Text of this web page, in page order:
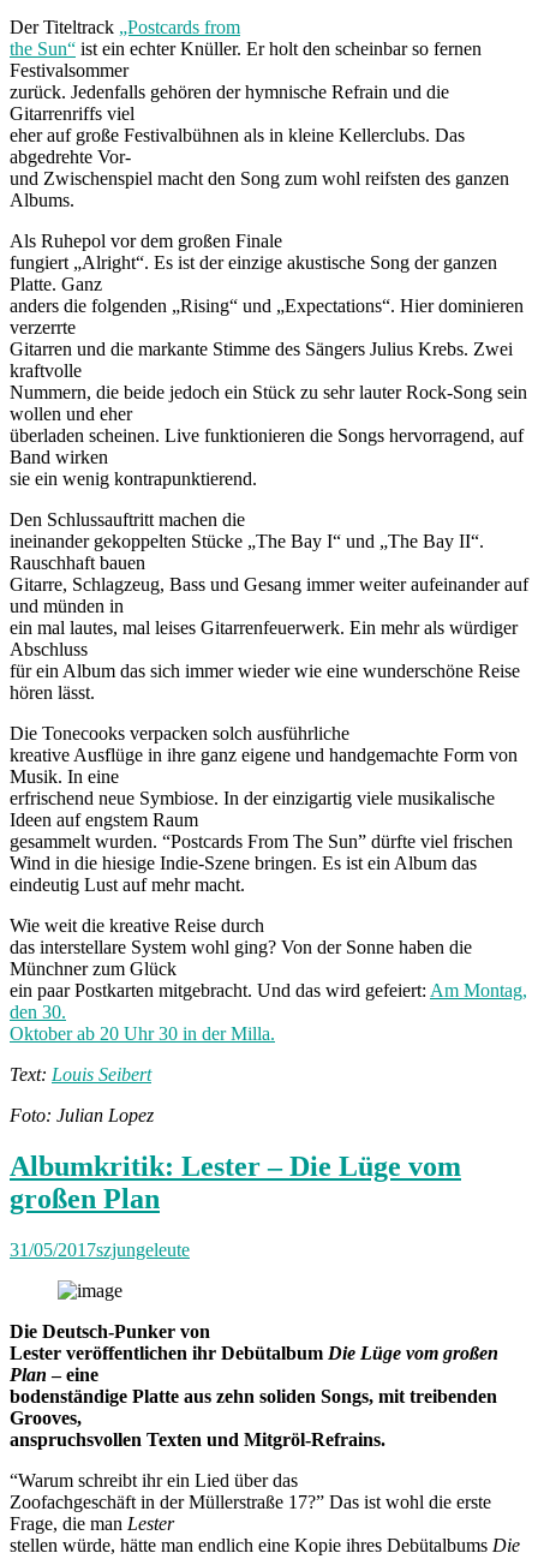
Der Titeltrack „Postcards from
the Sun“ ist ein echter Knüller. Er holt den scheinbar so fernen
Festivalsommer
zurück. Jedenfalls gehören der hymnische Refrain und die
Gitarrenriffs viel
eher auf große Festivalbühnen als in kleine Kellerclubs. Das
abgedrehte Vor-
und Zwischenspiel macht den Song zum wohl reifsten des ganzen
Albums.
Als Ruhepol vor dem großen Finale
fungiert „Alright“. Es ist der einzige akustische Song der ganzen
Platte. Ganz
anders die folgenden „Rising“ und „Expectations“. Hier dominieren
verzerrte
Gitarren und die markante Stimme des Sängers Julius Krebs. Zwei
kraftvolle
Nummern, die beide jedoch ein Stück zu sehr lauter Rock-Song sein
wollen und eher
überladen scheinen. Live funktionieren die Songs hervorragend, auf
Band wirken
sie ein wenig kontrapunktierend.
Den Schlussauftritt machen die
ineinander gekoppelten Stücke „The Bay I“ und „The Bay II“.
Rauschhaft bauen
Gitarre, Schlagzeug, Bass und Gesang immer weiter aufeinander auf
und münden in
ein mal lautes, mal leises Gitarrenfeuerwerk. Ein mehr als würdiger
Abschluss
für ein Album das sich immer wieder wie eine wunderschöne Reise
hören lässt.
Die Tonecooks verpacken solch ausführliche
kreative Ausflüge in ihre ganz eigene und handgemachte Form von
Musik. In eine
erfrischend neue Symbiose. In der einzigartig viele musikalische
Ideen auf engstem Raum
gesammelt wurden. “Postcards From The Sun” dürfte viel frischen
Wind in die hiesige Indie-Szene bringen. Es ist ein Album das
eindeutig Lust auf mehr macht.
Wie weit die kreative Reise durch
das interstellare System wohl ging? Von der Sonne haben die
Münchner zum Glück
ein paar Postkarten mitgebracht. Und das wird gefeiert: Am Montag,
den 30.
Oktober ab 20 Uhr 30 in der Milla.
Text: Louis Seibert
Foto: Julian Lopez
Albumkritik: Lester – Die Lüge vom
großen Plan
31/05/2017szjungeleute
Die Deutsch-Punker von
Lester veröffentlichen ihr Debütalbum Die Lüge vom großen
Plan – eine
bodenständige Platte aus zehn soliden Songs, mit treibenden
Grooves,
anspruchsvollen Texten und Mitgröl-Refrains.
“Warum schreibt ihr ein Lied über das
Zoofachgeschäft in der Müllerstraße 17?” Das ist wohl die erste
Frage, die man Lester
stellen würde, hätte man endlich eine Kopie ihres Debütalbums Die